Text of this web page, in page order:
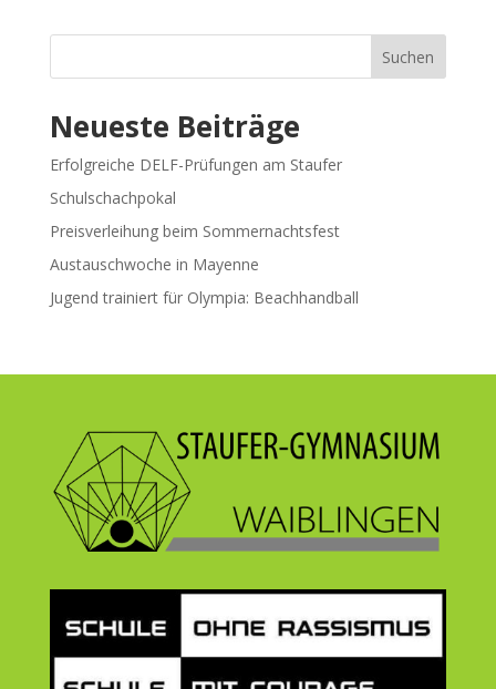
Suchen
Neueste Beiträge
Erfolgreiche DELF-Prüfungen am Staufer
Schulschachpokal
Preisverleihung beim Sommernachtsfest
Austauschwoche in Mayenne
Jugend trainiert für Olympia: Beachhandball